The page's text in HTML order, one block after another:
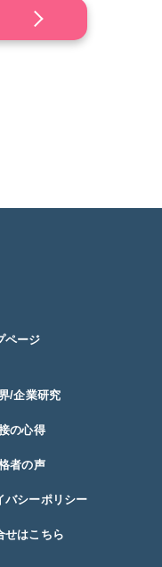
ページ
/企業研究
の心得
者の声
バシーポリシー
せはこちら